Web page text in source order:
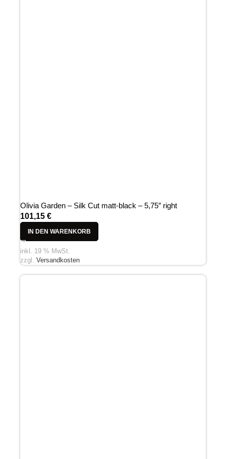
Olivia Garden – Silk Cut matt-black – 5,75″ right
101,15 €
IN DEN WARENKORB
inkl. 19 % MwSt.
zzgl. Versandkosten